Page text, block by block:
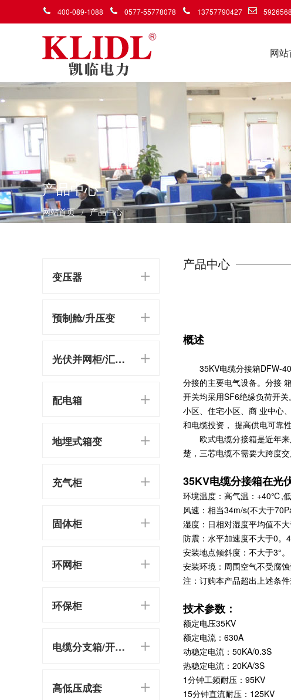
400-089-1088 0577-55778078 13757790427
网
产品中心
网站首页 / 产品中心
变压器
预制舱/升压变
光伏并网柜/汇流箱
配电箱
地埋式箱变
充气柜
固体柜
环网柜
环保柜
电缆分支箱/开闭所
高低压成套
产品中心
概述
35KV电缆分接箱DFW-
分接的主要电气设备。分接
开关均采用SF6绝缘负荷开
小区、住宅小区、商 业中心
和电缆投资， 提高供电可靠性
欧式电缆分接箱是近年来
楚，三芯电缆不需要大跨度
35KV电缆分接箱在光
环境温度：高气温：+40℃,
风速：相当34m/s(不大于
湿度：日相对湿度平均值不
防震：水平加速度不大于0。
安装地点倾斜度：不大于3°。
安装环境：周围空气不受腐
注：订购本产品超出上述条
技术参数：
额定电压35KV
额定电流：630A
动稳定电流：50KA/0.3S
热稳定电流：20KA/3S
1分钟工频耐压：95KV
15分钟直流耐压：125KV